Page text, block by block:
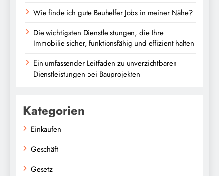
Wie finde ich gute Bauhelfer Jobs in meiner Nähe?
Die wichtigsten Dienstleistungen, die Ihre
Immobilie sicher, funktionsfähig und effizient halten
Ein umfassender Leitfaden zu unverzichtbaren
Dienstleistungen bei Bauprojekten
Kategorien
Einkaufen
Geschäft
Gesetz